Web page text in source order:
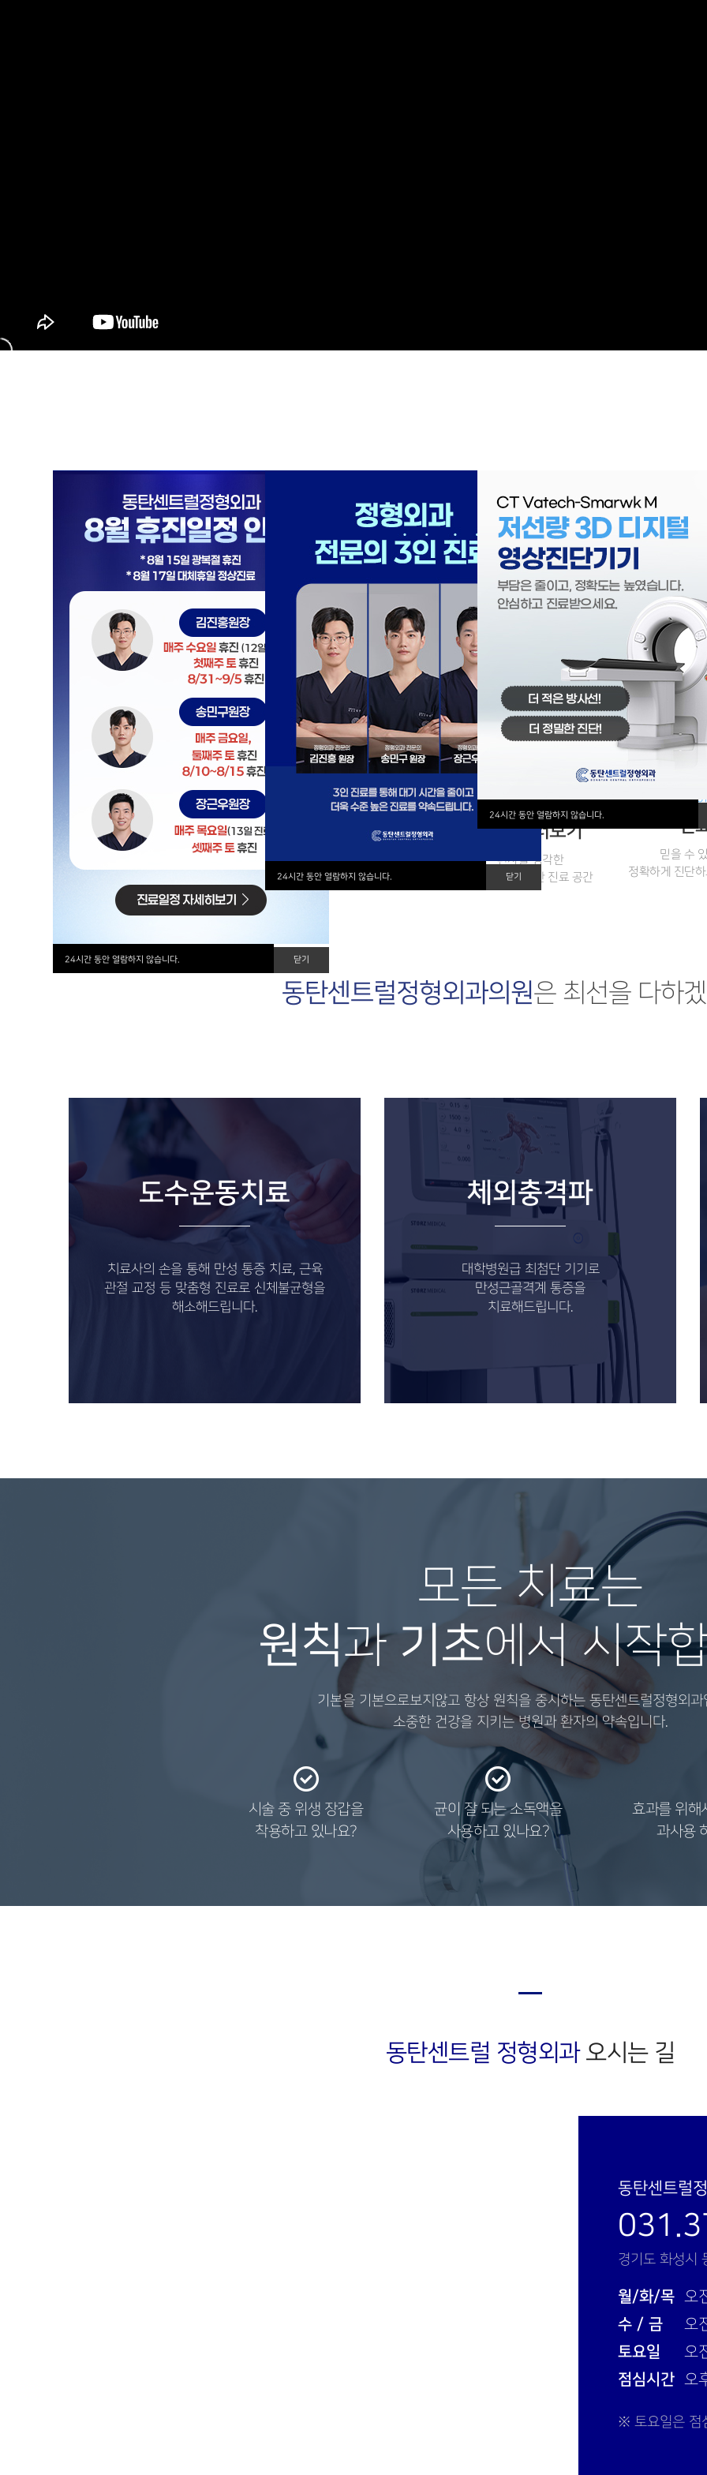
24시간 동안 열람하지 않습니다. 닫기
24시간 동안 열람하지 않습니다. 닫기
24시간 동안 열람하지 않습니다.
동탄센트럴만의특별함
POINT 1
실력파 의료진
POINT 2
의료장비
의료기기로 더 세밀한 진단
POINT 3
병원 둘러보기
환자를 생각한
쾌적하고 편안한 진료 공간
진
믿을 수
정확하게 진단
동탄센트럴정형외과의원은 최선을 다하
도수운동치료
치료사의 손을 통해 만성 통증 치료, 근육
관절 교정 등 맞춤형 진료로 신체불균형을
해소해드립니다.
체외충격파
대학병원급 최첨단 기기로
만성근골격계 통증을
치료해드립니다.
모든 치료는
원칙과기초에서 시작
기본을 기본으로보지않고 항상 원칙을 중시하는 동탄센트럴정형외과
소중한 건강을 지키는 병원과 환자의 약속입니다.
시술 중 위생 장갑을
착용하고 있나요?
균이 잘 되는 소독액을
사용하고 있나요?
효과를 위해
과사용
동탄센트럴 정형외과오시는 길
동탄센트럴
경기도 화성시
월/화/목 오
수 / 금
오
토요일
오
점심시간 오
※ 토요일은 점